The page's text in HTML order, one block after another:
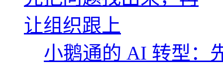
小鹅通的 AI 转型：